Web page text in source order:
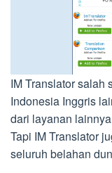
IM Translator salah
Indonesia Inggris
dari layanan
Tapi IM Translator
seluruh belahan